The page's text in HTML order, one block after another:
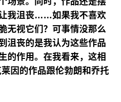
我沮丧……如果我不喜欢
无视它们？可事情没那么
沮丧的是我认为这些作品
的作用。在我看来，这相
莱因的作品跟伦勃朗和乔托